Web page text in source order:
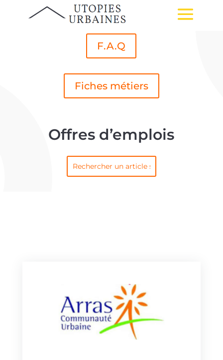
F.A.Q
Fiches métiers
Offres d’emplois